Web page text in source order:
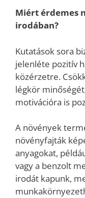
Miért érdemes
irodában?
Kutatások sora
jelenléte pozitív
közérzetre.
légkör
motivációra is
A növények
növényfajták
anyagokat,
vagy a benzolt
irodát kapunk,